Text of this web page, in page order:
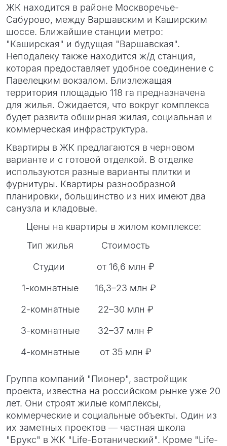
ЖК находится в районе Москворечье-
Сабурово, между Варшавским и Каширским
шоссе. Ближайшие станции метро:
"Каширская" и будущая "Варшавская".
Неподалеку также находится ж/д станция,
которая предоставляет удобное соединение с
Павелецким вокзалом. Близлежащая
территория площадью 118 га предназначена
для жилья. Ожидается, что вокруг комплекса
будет развита обширная жилая, социальная и
коммерческая инфраструктура.
Квартиры в ЖК предлагаются в черновом
варианте и с готовой отделкой. В отделке
используются разные варианты плитки и
фурнитуры. Квартиры разнообразной
планировки, большинство из них имеют два
санузла и кладовые.
Цены на квартиры в жилом комплексе:
Тип жилья
Стоимость
Студии
от 16,6 млн ₽
1-комнатные
16,3–23 млн ₽
2-комнатные
22–30 млн ₽
3-комнатные
32–37 млн ₽
4-комнатные
от 35 млн ₽
Группа компаний "Пионер", застройщик
проекта, известна на российском рынке уже 20
лет. Они строят жилые комплексы,
коммерческие и социальные объекты. Один из
их заметных проектов — частная школа
"Брукс" в ЖК "Life-Ботанический". Кроме "Life-